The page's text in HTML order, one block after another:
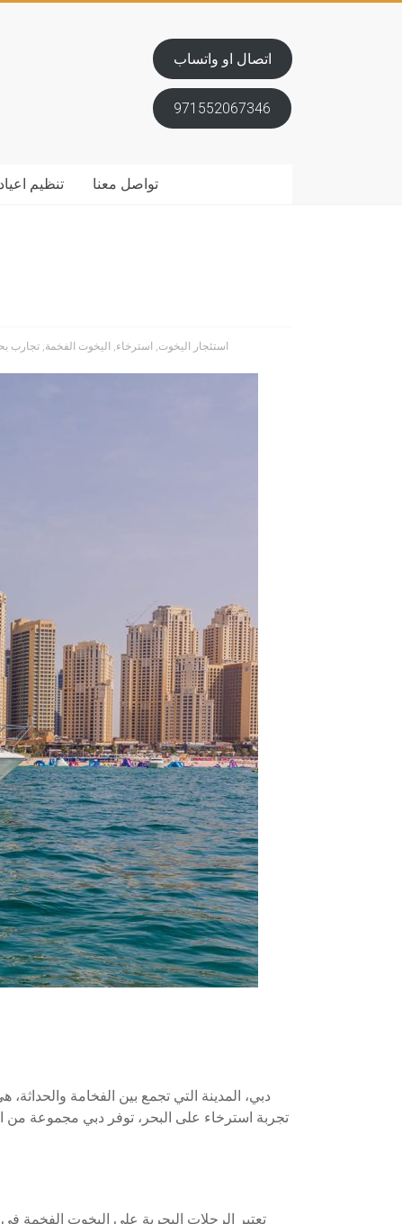
اتصال او واتساب
971552067346
تنظيم تواصل معنا
استئجار اليخوت, استرخاء, اليخوت الفخمة, تجارب
دبي، المدينة التي تجمع بين الفخامة
تجربة استرخاء على البحر، توفر دبي مجموعة من
تعتبر الرحلات البحرية على اليخوت الفخمة